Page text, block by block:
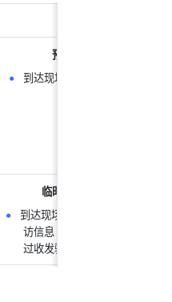
预约来访
到达现场使用
临时登记来访
到达现场使用 iPad 填写来
访信息（需持有手机，通
过收发验证码进行验证）